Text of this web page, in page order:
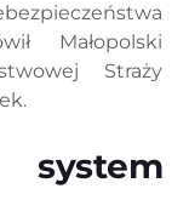
Małopolski
Straży